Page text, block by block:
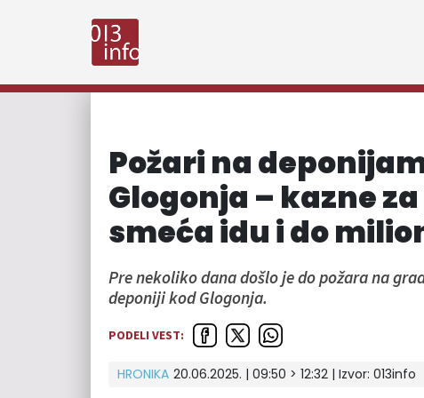
Požari na
Glogonja – kazne
smeća idu i do
Pre nekoliko dana došlo je do požara na
deponiji kod Glogonja.
PODELI VEST:
HRONIKA 20.06.2025. | 09:50 > 12:32 | Izvor: 013info